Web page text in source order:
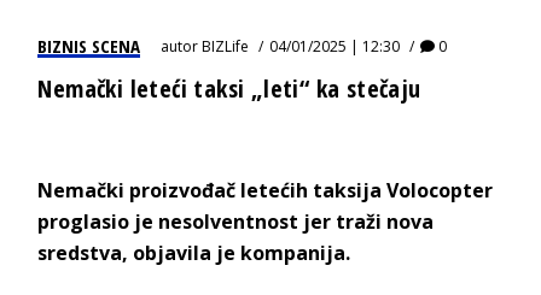
BIZNIS SCENA autorBIZLife 04/01/2025 | 12:30 0
Nemački leteći taksi „leti“ ka stečaju
Nemački proizvođač letećih taksija Volocopter
proglasio je nesolventnost jer traži nova
sredstva, objavila je kompanija.